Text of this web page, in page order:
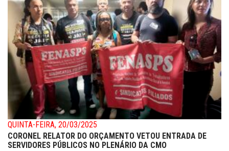
QUINTA-FEIRA, 20/03/2025
CORONEL RELATOR DO ORÇAMENTO VETOU ENTRADA DE
SERVIDORES PÚBLICOS NO PLENÁRIO DA CMO